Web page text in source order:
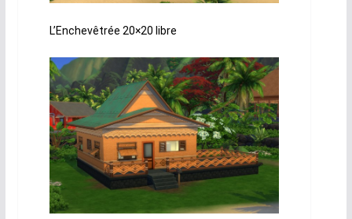
L’Enchevêtrée 20×20 libre